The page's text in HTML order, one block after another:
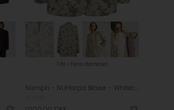
Fås i flere størrelser
Nümph - NUHarpa Blazer - Whitecap Gray